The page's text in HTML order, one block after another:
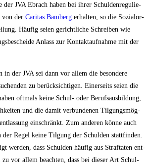
der JVA Ebrach haben bei ihrer Schul­den­re­gu­lie­
der Cari­tas Bam­berg erhal­ten, so die Sozi­al­or­
Häu­fig sei­en gericht­li­che Schrei­ben wie
Anlass zur Kon­takt­auf­nah­me mit der
in der JVA sei dann vor allem die beson­de­re
zu berück­sich­ti­gen. Einer­seits sei­en die
oft­mals kei­ne Schul- oder Berufs­aus­bil­dung,
und die damit ver­bun­de­nen Til­gungs­mög­
ein­schränkt. Zum ande­ren kön­ne auch
Regel kei­ne Til­gung der Schul­den statt­fin­den.
wer­den, dass Schul­den häu­fig aus Straf­ta­ten ent­
zu vor allem beach­ten, dass bei die­ser Art Schul­